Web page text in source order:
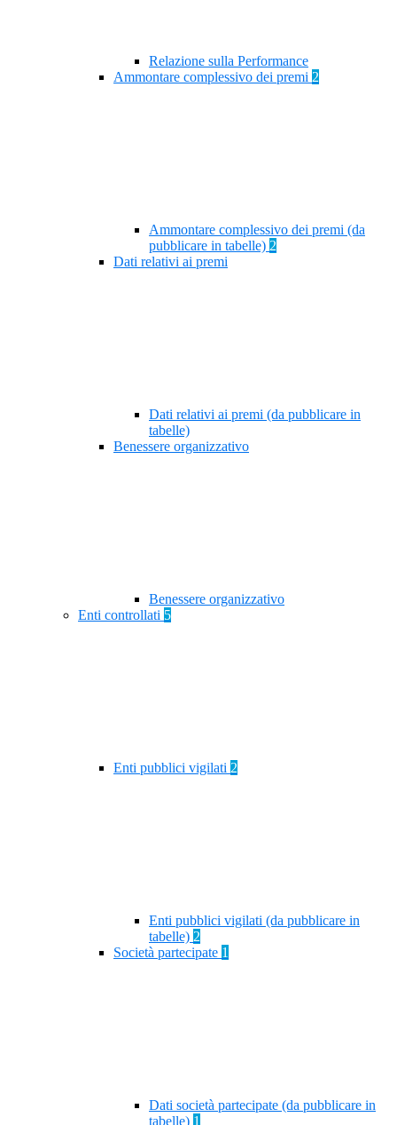
Relazione sulla Performance
Ammontare complessivo dei premi 2
Ammontare complessivo dei premi (da
pubblicare in tabelle) 2
Dati relativi ai premi
Dati relativi ai premi (da pubblicare in
tabelle)
Benessere organizzativo
Benessere organizzativo
Enti controllati 5
Enti pubblici vigilati 2
Enti pubblici vigilati (da pubblicare in
tabelle) 2
Società partecipate 1
Dati società partecipate (da pubblicare in
tabelle) 1